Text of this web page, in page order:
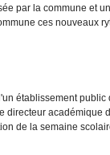
par la commune et
ces nouveaux
établissement public
directeur académique
de la semaine